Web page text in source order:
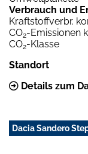
Verbrauch und
Kraftstoffverbr.
CO2-Emissionen
CO2-Klasse
Standort
Details zum
Dacia Sandero